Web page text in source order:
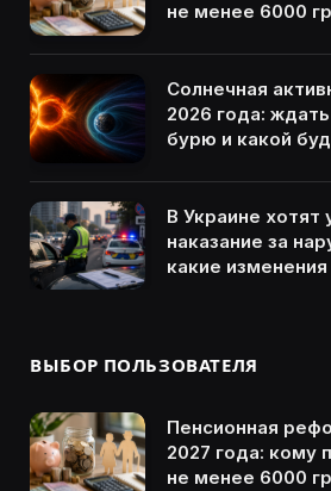
не менее 6000
Солнечная
2026 года:
бурю и какой
В Украине хотят
наказание за
какие
ВЫБОР ПОЛЬЗОВАТЕЛЯ
Пенсионная
2027 года: кому
не менее 6000